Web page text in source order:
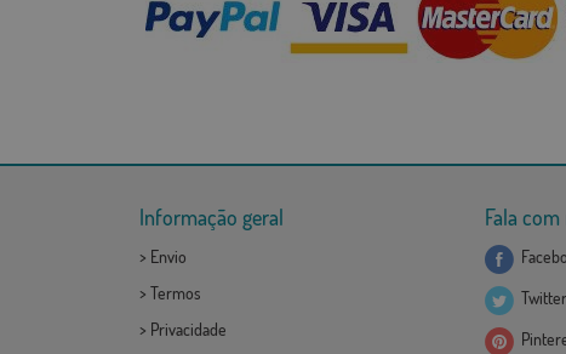
Informação geral
> Envio
> Termos
> Privacidade
Fala
Twitter